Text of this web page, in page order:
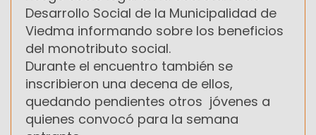
Desarrollo Social de la Municipalidad de
Viedma informando sobre los beneficios
del monotributo social.
Durante el encuentro también se
inscribieron una decena de ellos,
quedando pendientes otros jóvenes a
quienes convocó para la semana